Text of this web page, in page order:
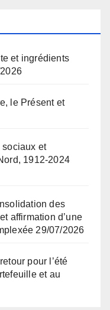
et ingrédients
le Présent et
sociaux et
1912-2024
des
affirmation d’une
29/07/2026
pour l’été
et au